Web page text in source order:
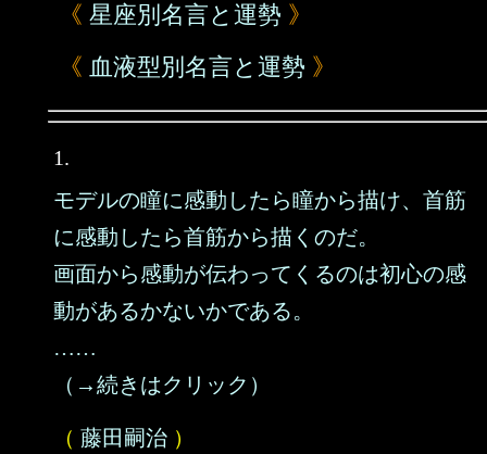
《 星座別名言と運勢 》
《 血液型別名言と運勢 》
1.
モデルの瞳に感動したら瞳から描け、首筋
に感動したら首筋から描くのだ。
画面から感動が伝わってくるのは初心の感
動があるかないかである。
……
（→続きはクリック）
（ 藤田嗣治 ）